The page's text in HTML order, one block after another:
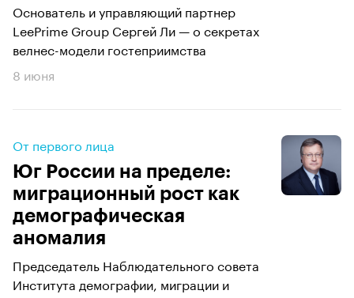
Основатель и управляющий партнер
LeePrime Group Сергей Ли — о секретах
велнес-модели гостеприимства
8 июня
От первого лица
Юг России на пределе:
миграционный рост как
демографическая
аномалия
Председатель Наблюдательного совета
Института демографии, миграции и